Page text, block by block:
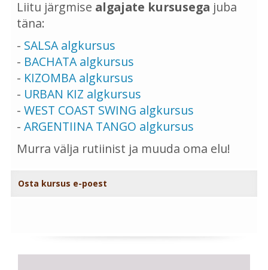
Liitu järgmise algajate kursusega juba
täna:
- SALSA algkursus
- BACHATA algkursus
- KIZOMBA algkursus
- URBAN KIZ algkursus
- WEST COAST SWING algkursus
- ARGENTIINA TANGO algkursus
Murra välja rutiinist ja muuda oma elu!
Osta kursus e-poest